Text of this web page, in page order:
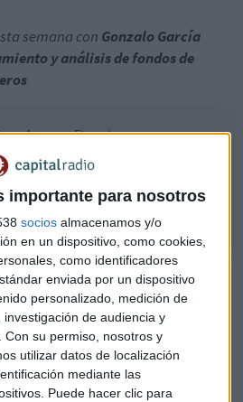
importante para nosotros
socios almacenamos y/o
en un dispositivo, como cookies,
como identificadores
enviada por un dispositivo
personalizado, medición de
de audiencia y
Con su permiso, nosotros y
utilizar datos de localización
mediante las
Puede hacer clic para
semana con Gonzalo García
y análisis de fondos de
Asesores Financieros
de asesoramiento y análisis de fondos,
euro y la confianza de los
de los consumidores
se publicarán las cifras
trimestre en la eurozona.
una expansión de un 0,2 % frente
un 2,1 % respecto al mismo